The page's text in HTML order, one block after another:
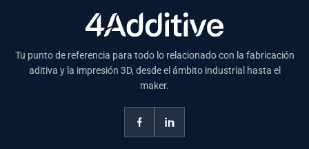
Tu punto de referencia para todo lo relacionado con la fabricación
aditiva y la impresión 3D, desde el ámbito industrial hasta el
maker.